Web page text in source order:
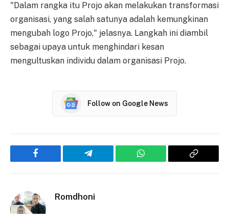
"Dalam rangka itu Projo akan melakukan transformasi
organisasi, yang salah satunya adalah kemungkinan
mengubah logo Projo," jelasnya. Langkah ini diambil
sebagai upaya untuk menghindari kesan
mengultuskan individu dalam organisasi Projo.
Follow on Google News
Facebook Telegram WhatsApp
Copy
Romdhoni